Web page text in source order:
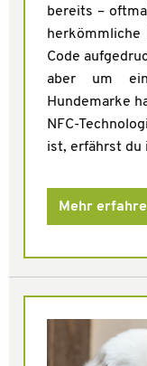
bereits –
Code
aber um
Hundemarke
NFC-
ist, erfährst du
Mehr